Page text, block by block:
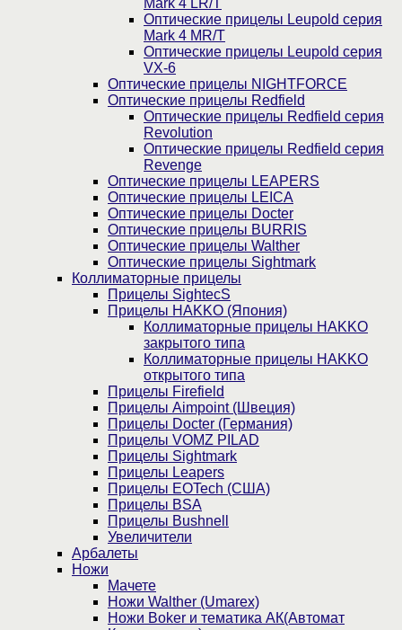
Mark 4 LR/T
Оптические прицелы Leupold серия
Mark 4 MR/T
Оптические прицелы Leupold серия
VX-6
Оптические прицелы NIGHTFORCE
Оптические прицелы Redfield
Оптические прицелы Redfield серия
Revolution
Оптические прицелы Redfield серия
Revenge
Оптические прицелы LEAPERS
Оптические прицелы LEICA
Оптические прицелы Docter
Оптические прицелы BURRIS
Оптические прицелы Walther
Оптические прицелы Sightmark
Коллиматорные прицелы
Прицелы SightecS
Прицелы HAKKO (Япония)
Коллиматорные прицелы HAKKO
закрытого типа
Коллиматорные прицелы HAKKO
открытого типа
Прицелы Firefield
Прицелы Aimpoint (Швеция)
Прицелы Docter (Германия)
Прицелы VOMZ PILAD
Прицелы Sightmark
Прицелы Leapers
Прицелы EOTech (США)
Прицелы BSA
Прицелы Bushnell
Увеличители
Арбалеты
Ножи
Мачете
Ножи Walther (Umarex)
Ножи Boker и тематика АК(Автомат